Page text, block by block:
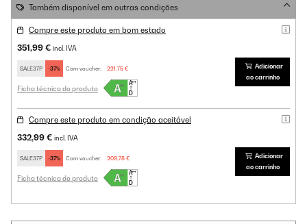
Também disponível em outras condições
Compre este produto em bom estado
351,99 € incl. IVA
SALE37P -37% Com voucher: 221,75 €
Ficha técnica do produto
Adicionar
ao carrinho
Compre este produto em condição aceitável
332,99 € incl. IVA
SALE37P -37% Com voucher: 209,78 €
Ficha técnica do produto
Adicionar
ao carrinho